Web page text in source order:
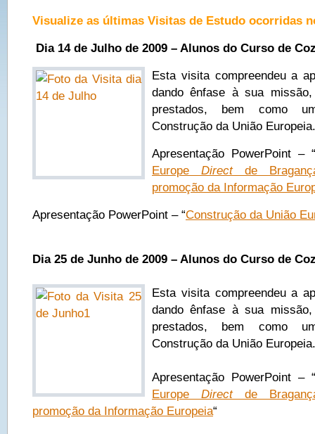
Visualize as últimas Visitas de Estudo ocorridas
Dia 14 de Julho de 2009 – Alunos do Curso de
Esta visita compreendeu a
dando ênfase à sua
prestados, bem como
Construção da União
Apresentação PowerPoint – “
Europe Directde
promoção da Informação
Apresentação PowerPoint – “Construção da União
Dia 25 de Junho de 2009 – Alunos do Curso de
Esta visita compreendeu a
dando ênfase à sua
prestados, bem como
Construção da União
Apresentação PowerPoint – “
Europe Directde
promoção da Informação Europeia“